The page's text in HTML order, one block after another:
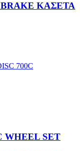
BRAKE ΚΑΣΕΤΑ
WHEEL SET